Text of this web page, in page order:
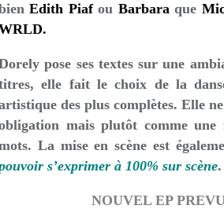
Edith Piafou Barbaraque
pose ses textes sur une
elle fait le choix de la
des plus complètes. Elle
mais plutôt comme une
La mise en scène est
s’exprimer à 100% sur scène.
NOUVEL EP